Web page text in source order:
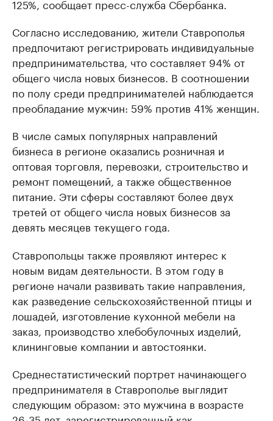
125%, сообщает пресс-служба Сбербанка.
Согласно исследованию, жители Ставрополья
предпочитают регистрировать индивидуальные
предпринимательства, что составляет 94% от
общего числа новых бизнесов. В соотношении
по полу среди предпринимателей наблюдается
преобладание мужчин: 59% против 41% женщин.
В числе самых популярных направлений
бизнеса в регионе оказались розничная и
оптовая торговля, перевозки, строительство и
ремонт помещений, а также общественное
питание. Эти сферы составляют более двух
третей от общего числа новых бизнесов за
девять месяцев текущего года.
Ставропольцы также проявляют интерес к
новым видам деятельности. В этом году в
регионе начали развивать такие направления,
как разведение сельскохозяйственной птицы и
лошадей, изготовление кухонной мебели на
заказ, производство хлебобулочных изделий,
клининговые компании и автостоянки.
Среднестатистический портрет начинающего
предпринимателя в Ставрополье выглядит
следующим образом: это мужчина в возрасте